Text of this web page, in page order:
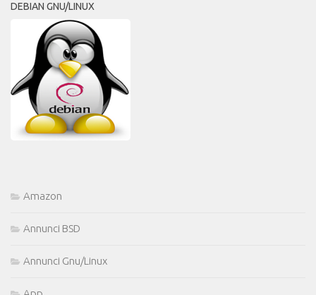
DEBIAN GNU/LINUX
Amazon
Annunci BSD
Annunci Gnu/Linux